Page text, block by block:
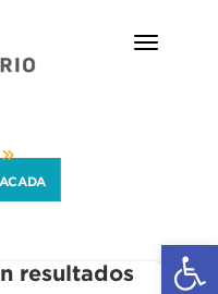
resultados